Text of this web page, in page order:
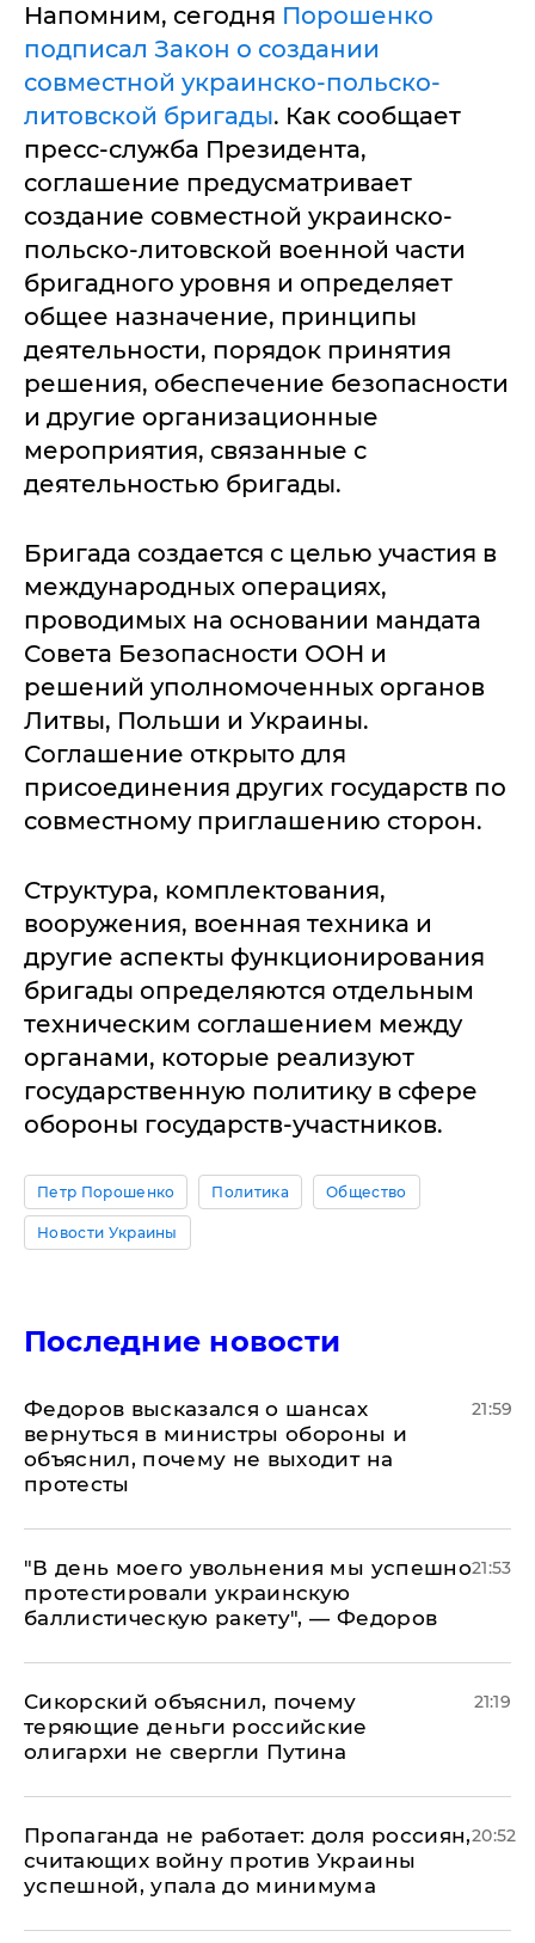
Напомним, сегодня Порошенко
подписал Закон о создании
совместной украинско-польско-
литовской бригады. Как сообщает
пресс-служба Президента,
соглашение предусматривает
создание совместной украинско-
польско-литовской военной части
бригадного уровня и определяет
общее назначение, принципы
деятельности, порядок принятия
решения, обеспечение безопасности
и другие организационные
мероприятия, связанные с
деятельностью бригады.
Бригада создается с целью участия в
международных операциях,
проводимых на основании мандата
Совета Безопасности ООН и
решений уполномоченных органов
Литвы, Польши и Украины.
Соглашение открыто для
присоединения других государств по
совместному приглашению сторон.
Структура, комплектования,
вооружения, военная техника и
другие аспекты функционирования
бригады определяются отдельным
техническим соглашением между
органами, которые реализуют
государственную политику в сфере
обороны государств-участников.
Петр Порошенко Политика Общество
Новости Украины
Последние новости
Федоров высказался о шансах
вернуться в министры обороны и
объяснил, почему не выходит на
протесты
21:59
​"В день моего увольнения мы успешно
протестировали украинскую
баллистическую ракету", — Федоров
21:53
Сикорский объяснил, почему
теряющие деньги российские
олигархи не свергли Путина
21:19
​Пропаганда не работает: доля россиян,
считающих войну против Украины
успешной, упала до минимума
20:52